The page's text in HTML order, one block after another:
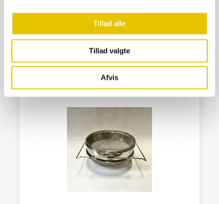
Tillad alle
Tillad valgte
Afvis
På lager
SE DETALJER